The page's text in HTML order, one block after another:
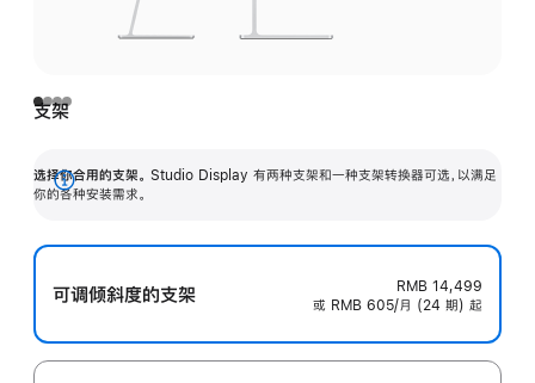
支架
选择你合用的支架。 Studio Display 有两种支架和一种支架转换器可选，以满足
你的各种安装需求。
展
可调倾斜度的支架
RMB 14,499
或 RMB 605/月 (24 期) 起